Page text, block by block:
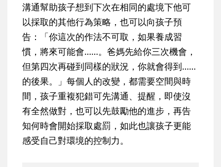
溝通幫助孩子想到下次在相同的處境下他可
以採取的其他行為策略，也可以向孩子預
告：「你這次的作法不可取，如果養成習
慣，將來可能會……。爸媽先給你三次機會，
但第四次再碰到同樣的狀況，你就會得到……
的後果。」每個人的改變，都需要空間與時
間，孩子重複犯錯可先溝通、提醒，即使沒
有全然做對，也可以先鼓勵他的進步，再告
知何時會開始採取處罰，如此也讓孩子更能
感受自己對環境的控制力。